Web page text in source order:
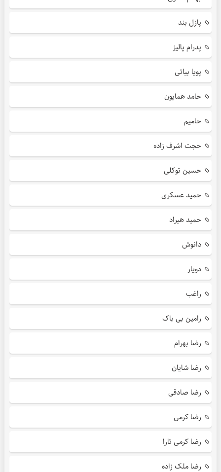
پازل بند
پدرام پالیز
پویا بیاتی
حامد همایون
حامیم
حجت اشرف زاده
حسین توکلی
حمید عسکری
حمید هیراد
دانوش
دویار
راغب
رامین بی باک
رضا بهرام
رضا شایان
رضا صادقی
رضا کرمی
رضا کرمی تارا
رضا ملک زاده